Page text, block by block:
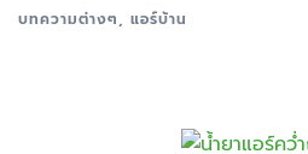
บทความต่างๆ, แอร์บ้าน